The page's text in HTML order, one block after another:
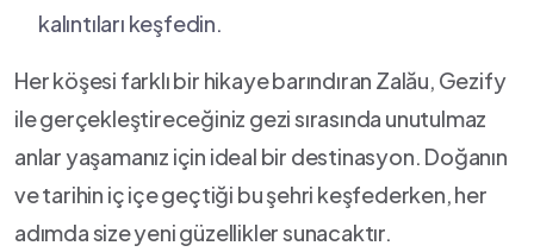
kalıntıları keşfedin.
Her köşesi farklı bir‌ hikaye barındıran​ Zalău, Gezify
ile gerçekleştireceğiniz gezi sırasında unutulmaz
anlar yaşamanız için ideal‌ bir destinasyon. Doğanın
‍ve tarihin iç içe geçtiği bu şehri keşfederken, her
adımda size ⁢yeni güzellikler sunacaktır.